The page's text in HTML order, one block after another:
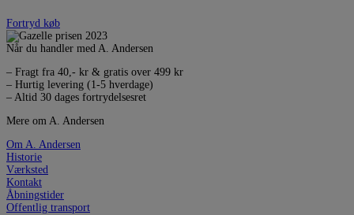
Fortryd køb
Når du handler med A. Andersen
– Fragt fra 40,- kr & gratis over 499 kr
– Hurtig levering (1-5 hverdage)
– Altid 30 dages fortrydelsesret
Mere om A. Andersen
Om A. Andersen
Historie
Værksted
Kontakt
Åbningstider
Offentlig transport